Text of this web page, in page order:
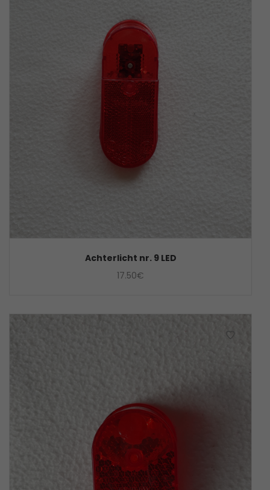
Achterlicht nr. 9 LED
17.50€